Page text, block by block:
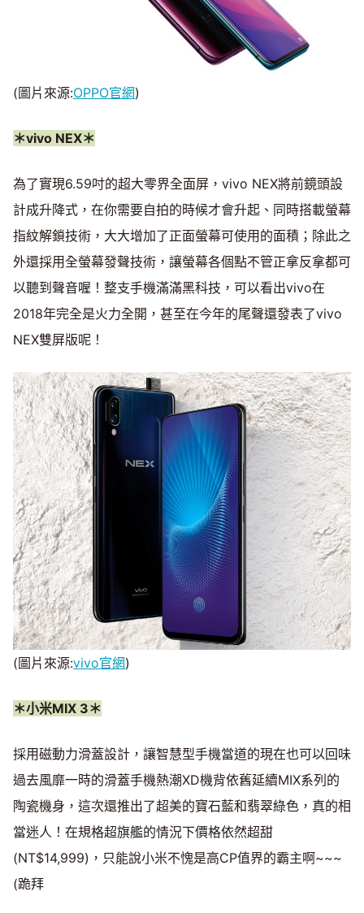
(圖片來源:OPPO官網)
＊vivo NEX＊
為了實現6.59吋的超大零界全面屏，vivo NEX將前鏡頭設
計成升降式，在你需要自拍的時候才會升起、同時搭載螢幕
指紋解鎖技術，大大增加了正面螢幕可使用的面積；除此之
外還採用全螢幕發聲技術，讓螢幕各個點不管正拿反拿都可
以聽到聲音喔！整支手機滿滿黑科技，可以看出vivo在
2018年完全是火力全開，甚至在今年的尾聲還發表了vivo
NEX雙屏版呢！
(圖片來源:vivo官網)
＊小米MIX 3＊
採用磁動力滑蓋設計，讓智慧型手機當道的現在也可以回味
過去風靡一時的滑蓋手機熱潮XD機背依舊延續MIX系列的
陶瓷機身，這次還推出了超美的寶石藍和翡翠綠色，真的相
當迷人！在規格超旗艦的情況下價格依然超甜
(NT$14,999)，只能說小米不愧是高CP值界的霸主啊~~~
(跪拜